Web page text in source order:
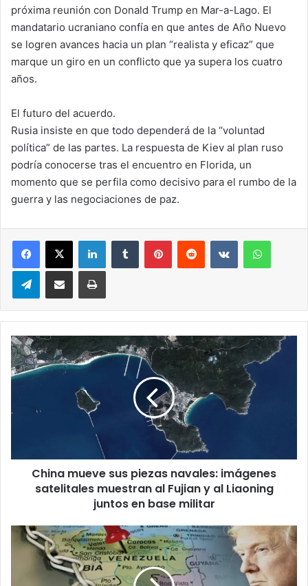
próxima reunión con Donald Trump en Mar-a-Lago. El
mandatario ucraniano confía en que antes de Año Nuevo
se logren avances hacia un plan “realista y eficaz” que
marque un giro en un conflicto que ya supera los cuatro
años.
El futuro del acuerdo.
Rusia insiste en que todo dependerá de la “voluntad
política” de las partes. La respuesta de Kiev al plan ruso
podría conocerse tras el encuentro en Florida, un
momento que se perfila como decisivo para el rumbo de la
guerra y las negociaciones de paz.
LinkedInTumblr PinterestReddit VKontakte
TelegramCompartir via correo electrónicoImpresión
China
mueve
sus
imágenes
al
Fujian
juntos
en
China mueve sus piezas navales: imágenes
satelitales muestran al Fujian y al Liaoning
juntos en base militar
La
doctrina
Monroe: